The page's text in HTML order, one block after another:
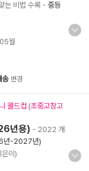
는 비법 수록 - 중등
월
송 변경
콜드컵 (초중고참고
년용) - 2022 개
년-2027년)
은이)